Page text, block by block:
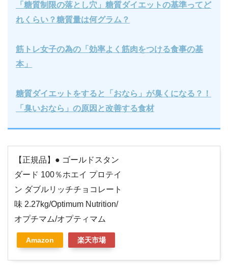
「糖質制限の落とし穴」糖質ダイエットの基準ってど
れくらい？糖質量は何グラム？
筋トレ女子の為の「効率よく筋肉をつける食事の基
本」
糖質ダイエットをすると「おなら」が臭くになる？！
「臭いおなら」の原因と改善する食材
【正規品】● ゴールドスタン
ダード 100％ホエイ プロテイ
ン ダブルリッチチョコレート
味 2.27kg/Optimum Nutrition/
オプチマム/オプティマム
Amazon 楽天市場